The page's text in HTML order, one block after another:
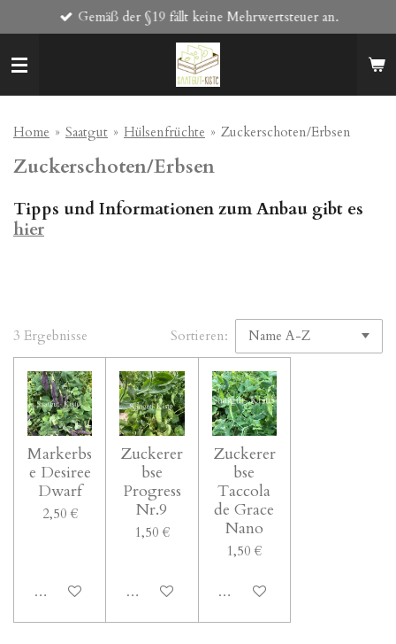
Hauptinhalt
springen
Gemäß der §19 fällt keine Mehrwertsteuer an.
Home » Saatgut » Hülsenfrüchte » Zuckerschoten/Erbsen
Zuckerschoten/Erbsen
Tipps und Informationen zum Anbau gibt es
hier
3 Ergebnisse Sortieren:
Markerbs
e Desiree
Dwarf
2,50 €
In den Warenkorb
Zuckerer
bse
Progress
Nr.9
1,50 €
In den Warenkorb
Zuckerer
bse
Taccola
de Grace
Nano
1,50 €
In den Warenkorb